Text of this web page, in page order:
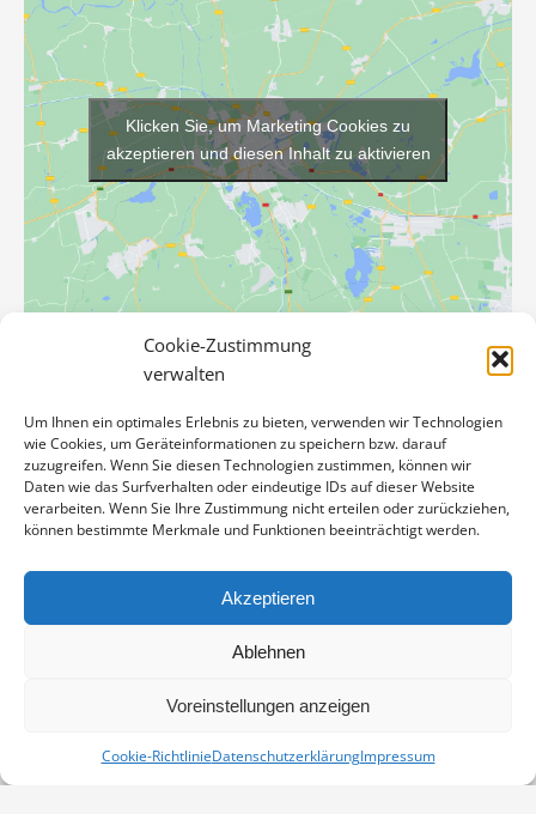
Cookie-Zustimmung
verwalten
Um Ihnen ein optimales Erlebnis zu bieten, verwenden wir Technologien
wie Cookies, um Geräteinformationen zu speichern bzw. darauf
zuzugreifen. Wenn Sie diesen Technologien zustimmen, können wir
Daten wie das Surfverhalten oder eindeutige IDs auf dieser Website
verarbeiten. Wenn Sie Ihre Zustimmung nicht erteilen oder zurückziehen,
können bestimmte Merkmale und Funktionen beeinträchtigt werden.
Akzeptieren
Ablehnen
Voreinstellungen anzeigen
Cookie-RichtlinieDatenschutzerklärungImpressum
VERANSTALTUNGSORT
Kastanienallee 8
Gartz, 16307 Germany Google-Karte anzeigen
Telefon
033332 272
Klicken Sie, um Marketing Cookies zu
akzeptieren und diesen Inhalt zu aktivieren
Unterwegs mit Kranichen – eine
Unterwegs mit Kranichen – eine
Kopieren